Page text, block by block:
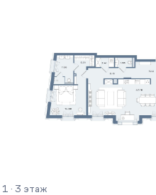
1 · 3 этаж